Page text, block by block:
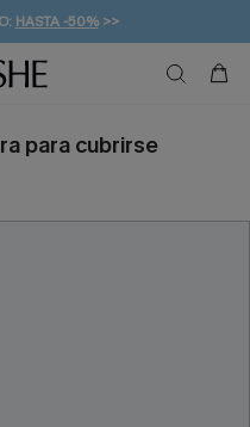
-10% EN 2 VESTIDOS
-10% EXTRA!
DE 49 € >>
para cubrirse